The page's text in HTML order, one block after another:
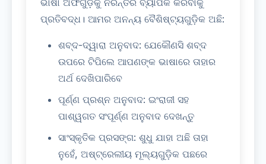
ଭାଷା ଅଫର୍ଗୁଡ଼ିକୁ ନିରନ୍ତର ବ୍ୟାପକ କରିବାକୁ
ପ୍ରତିବଦ୍ଧ। ଆମର ଅନନ୍ୟ ବୈଶିଷ୍ଟ୍ୟଗୁଡ଼ିକ ଅଛି:
ଶବ୍ଦ-ଦ୍ୱାରା ଅନୁବାଦ: ଯେକୌଣସି ଶବ୍ଦ
ଉପରେ ଟିପିଲେ ଆପଣଙ୍କ ଭାଷାରେ ତାହାର
ଅର୍ଥ ଦେଖିପାରିବେ
ପୂର୍ଣ୍ଣ ପ୍ରଶ୍ନ ଅନୁବାଦ: ଇଂରାଜୀ ସହ
ପାଶ୍ୱଗତ ସଂପୂର୍ଣ୍ଣ ଅନୁବାଦ ଦେଖନ୍ତୁ
ସାଂସ୍କୃତିକ ପ୍ରସଙ୍ଗ: ଶୁଧୁ ଯାହା ଅଛି ତାହା
ନୁହେଁ, ଅଷ୍ଟ୍ରେଲୀୟ ମୂଲ୍ୟଗୁଡ଼ିକ ପଛରେ